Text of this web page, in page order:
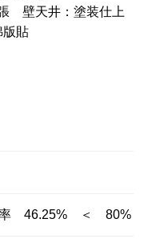
壁天井：塗装仕上
貼
率 46.25% ＜ 80%